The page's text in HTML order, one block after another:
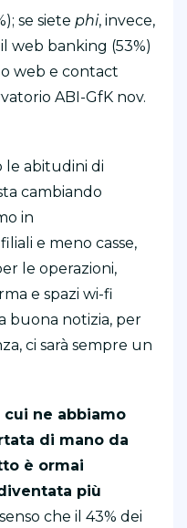
se siete phi, invece,
web banking (53%)
web e contact
ABI-GfK nov.
le abitudini di
cambiando
in
e meno casse,
le operazioni,
e spazi wi-fi
buona notizia, per
ci sarà sempre un
ne abbiamo
di mano da
è ormai
più
che il 43% dei